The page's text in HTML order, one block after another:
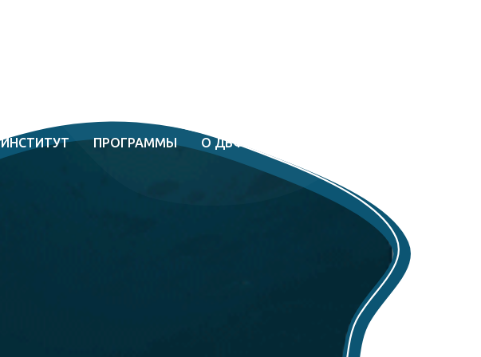
ИНСТИТУТ ПРОГРАММЫ О ДВФУ